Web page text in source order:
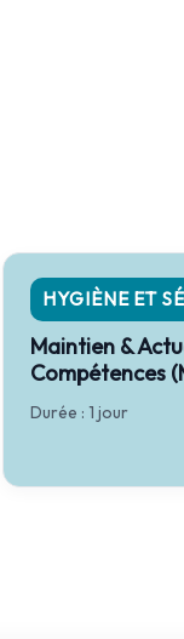
HYGIÈNE ET
Maintien &
Compétences
Durée : 1 jour